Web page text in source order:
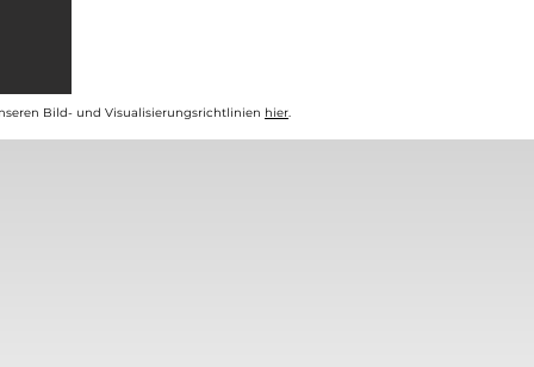
Bild- und Visualisierungsrichtlinien hier.